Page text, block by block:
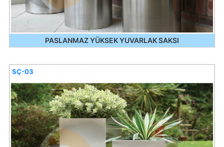
PASLANMAZ YÜKSEK YUVARLAK SAKSI
SÇ-03